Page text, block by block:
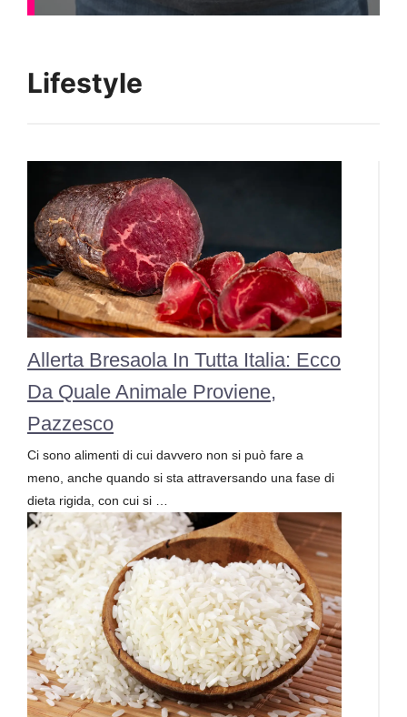
Lifestyle
Allerta Bresaola In Tutta Italia: Ecco
Da Quale Animale Proviene,
Pazzesco
Ci sono alimenti di cui davvero non si può fare a
meno, anche quando si sta attraversando una fase di
dieta rigida, con cui si …